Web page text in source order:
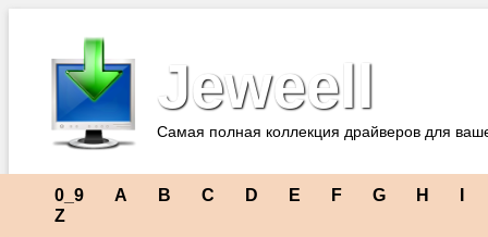
Jeweell
Самая полная коллекция драйверов для
0_9 A B C D E F G H
Z